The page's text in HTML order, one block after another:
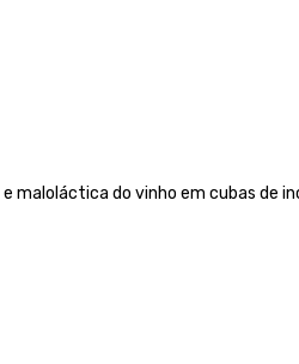
maloláctica do vinho em cubas de